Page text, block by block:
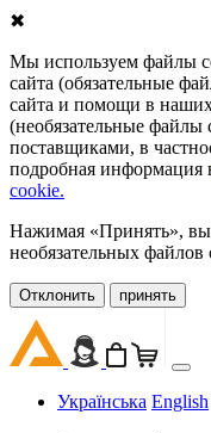
✖
Мы используем файлы
сайта (обязательные
сайта и помощи в
(необязательные
поставщиками, в
подробная информация
cookie.
Нажимая «Принять», вы
необязательных
Oтклонить принять
Українська English